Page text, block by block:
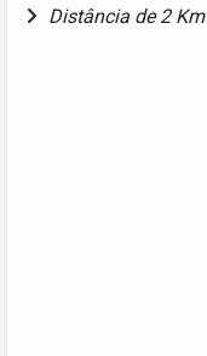
Distância de 2 Km